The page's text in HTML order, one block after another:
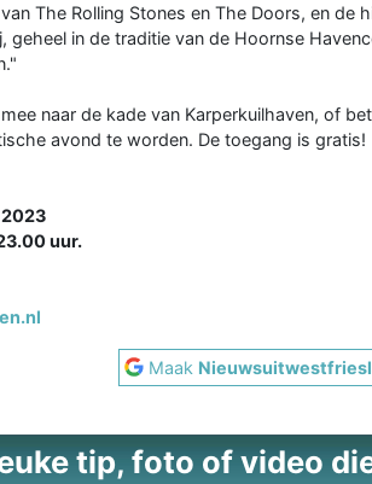
The Rolling Stones en The Doors, en de
geheel in de traditie van de Hoornse
naar de kade van Karperkuilhaven, of
avond te worden. De toegang is gratis!
uur.
Maak
tip, foto of video